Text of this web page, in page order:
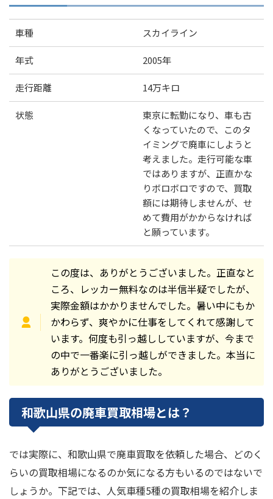
車種 スカイライン
年式 2005年
走行距離 14万キロ
状態
東京に転勤になり、車も古
くなっていたので、このタ
イミングで廃車にしようと
考えました。走行可能な車
ではありますが、正直かな
りボロボロですので、買取
額には期待しませんが、せ
めて費用がかからなければ
と願っています。
この度は、ありがとうございました。正直なと
ころ、レッカー無料なのは半信半疑でしたが、
実際金額はかかりませんでした。暑い中にもか
かわらず、爽やかに仕事をしてくれて感謝して
います。何度も引っ越ししていますが、今まで
の中で一番楽に引っ越しができました。本当に
ありがとうございました。
和歌山県の廃車買取相場とは？
では実際に、和歌山県で廃車買取を依頼した場合、どのく
らいの買取相場になるのか気になる方もいるのではないで
しょうか。下記では、人気車種5種の買取相場を紹介しま